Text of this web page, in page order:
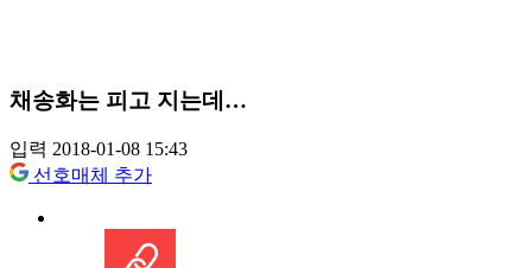
채송화는 피고 지는데…
입력 2018-01-08 15:43
선호매체 추가